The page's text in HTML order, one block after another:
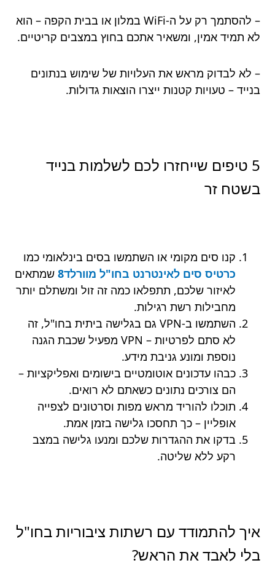
– להסתמך רק על ה-WiFi במלון או בבית הקפה – הוא
לא תמיד אמין, ומשאיר אתכם בחוץ במצבים קריטיים.
– לא לבדוק מראש את העלויות של שימוש בנתונים
בנייד – טעויות קטנות ייצרו הוצאות גדולות.
5 טיפים שייחזרו לכם לשלמות בנייד
בשטח זר
קנו סים מקומי או השתמשו בסים בינלאומי כמו
כרטיס סים לאינטרנט בחו"ל מוורלד8
שמתאים
לאיזור שלכם, תתפלאו כמה זה זול ומשתלם יותר
מחבילות רשת רגילות.
השתמשו ב-VPN גם בגלישה ביתית בחו"ל, זה
לא סתם לפרטיות – VPN מפעיל שכבת הגנה
נוספת ומונע גניבת מידע.
כבהו עדכונים אוטומטיים בישומים ואפליקציות –
הם צורכים נתונים כשאתם לא רואים.
תוכלו להוריד מראש מפות וסרטונים לצפייה
אופליין – כך תחסכו גלישה בזמן אמת.
בדקו את ההגדרות שלכם ומנעו גלישה במצב
רקע ללא שליטה.
איך להתמודד עם רשתות ציבוריות בחו"ל
בלי לאבד את הראש?